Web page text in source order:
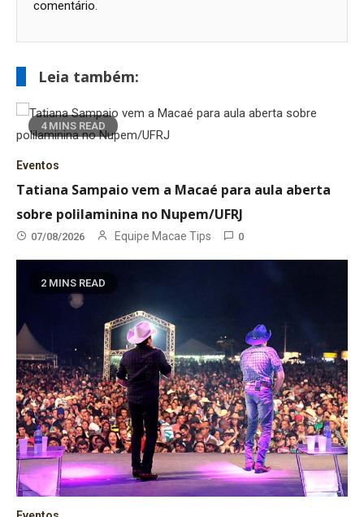
comentário.
Leia também:
4 MINS READ
Eventos
Tatiana Sampaio vem a Macaé para aula aberta
sobre polilaminina no Nupem/UFRJ
07/08/2026 Equipe Macae Tips 0
2 MINS READ